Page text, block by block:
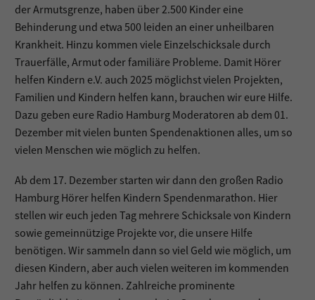
der Armutsgrenze, haben über 2.500 Kinder eine
Behinderung und etwa 500 leiden an einer unheilbaren
Krankheit. Hinzu kommen viele Einzelschicksale durch
Trauerfälle, Armut oder familiäre Probleme. Damit Hörer
helfen Kindern e.V. auch 2025 möglichst vielen Projekten,
Familien und Kindern helfen kann, brauchen wir eure Hilfe.
Dazu geben eure Radio Hamburg Moderatoren ab dem 01.
Dezember mit vielen bunten Spendenaktionen alles, um so
vielen Menschen wie möglich zu helfen.
Ab dem 17. Dezember starten wir dann den großen Radio
Hamburg Hörer helfen Kindern Spendenmarathon. Hier
stellen wir euch jeden Tag mehrere Schicksale von Kindern
sowie gemeinnützige Projekte vor, die unsere Hilfe
benötigen. Wir sammeln dann so viel Geld wie möglich, um
diesen Kindern, aber auch vielen weiteren im kommenden
Jahr helfen zu können. Zahlreiche prominente